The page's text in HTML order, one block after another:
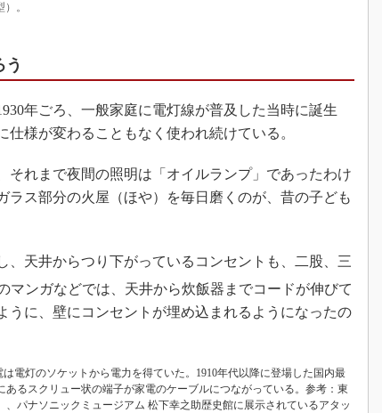
。
年ごろ、一般家庭に電灯線が普及した当時に誕生
仕様が変わることもなく使われ続けている。
れまで夜間の照明は「オイルランプ」であったわけ
ラス部分の火屋（ほや）を毎日磨くのが、昔の子ども
天井からつり下がっているコンセントも、二股、三
マンガなどでは、天井から炊飯器までコードが伸びて
うに、壁にコンセントが埋め込まれるようになったの
電灯のソケットから電力を得ていた。1910年代以降に登場した国内最
るスクリュー状の端子が家電のケーブルにつながっている。参考：東
、パナソニックミュージアム 松下幸之助歴史館に展示されているアタッ